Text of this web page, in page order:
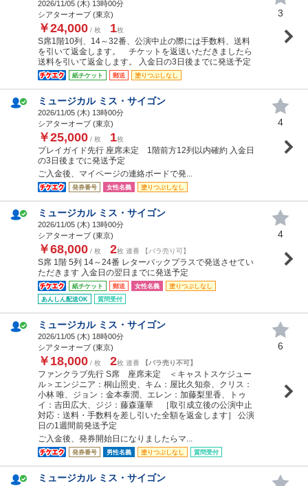
2026/11/05 (木) 13時00分
シアターオーブ (東京)
￥24,000 / 枚 1枚
S席1階10列、14～32番、公演中止の際には手数料、送料
を引いて返金します。 チケットを返送いただきましたら
送料を引いて返金します。 入金日の3日後までに発送予定
紙チケット 郵送 塗りつぶしなし
3
ミュージカル ミス・サイゴン
2026/11/05 (木) 13時00分
シアターオーブ (東京)
￥25,000 / 枚 1枚
プレイガイド先行 座席未定 1階前方12列以内確約 入金日
の3日後までに発送予定
ご入金後、マイページの連絡ボードで発...
発券番号 女性名義 塗りつぶしなし
4
ミュージカル ミス・サイゴン
2026/11/05 (木) 13時00分
シアターオーブ (東京)
￥68,000 / 枚 2枚 連番 【バラ売り可】
S席 1階 5列 14～24番 レターパックプラスで発送させてい
ただきます 入金日の翌日までに発送予定
紙チケット 郵送 女性名義
塗りつぶしなし
あんしん配送OK
質問受付
4
ミュージカル ミス・サイゴン
2026/11/05 (木) 18時00分
シアターオーブ (東京)
￥18,000 / 枚 2枚 連番 【バラ売り不可】
ファンクラブ先行 S席 座席未定 ＜キャストスケジュー
ル＞エンジニア：桐山照史、キム：屋比久知奈、クリス：
小林 唯、ジョン：金本泰潤、エレン：加藤梨里香、トゥ
イ：吉田広大、ジジ：藤森蓮華 ［取引成立後の公演中止
対応：送料・手数料を差し引いた全額を返金します］ 公演
日の1週間前発送予定
ご入金後、発券開始日になりましたらマ...
発券番号 男性名義 塗りつぶしなし 質問受付
6
ミュージカル ミス・サイゴン